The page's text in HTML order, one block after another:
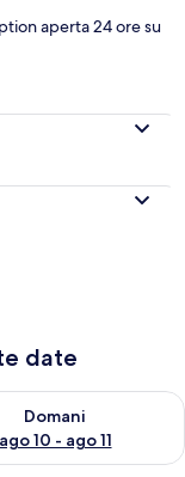
aperta 24 ore su
date
9 - ago 10
Domani
ago 10 - ago 11
disponibilità per